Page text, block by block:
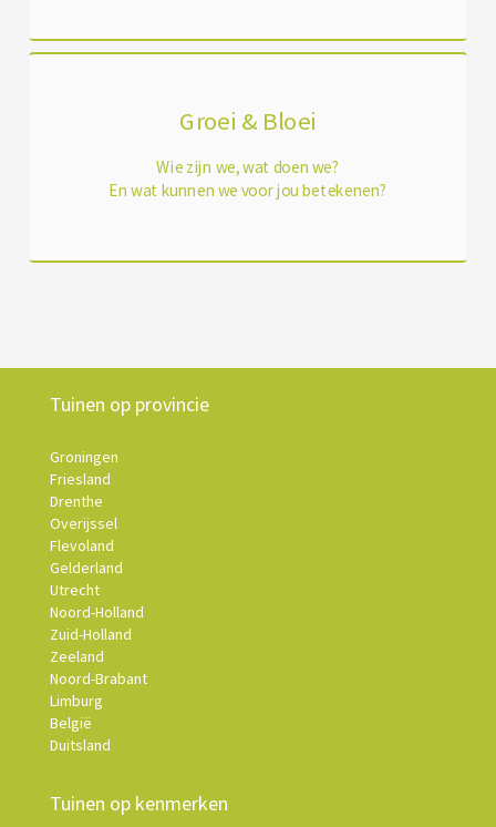
Groei & Bloei
Wie zijn we, wat doen we?
En wat kunnen we voor jou betekenen?
Tuinen op provincie
Groningen
Friesland
Drenthe
Overijssel
Flevoland
Gelderland
Utrecht
Noord-Holland
Zuid-Holland
Zeeland
Noord-Brabant
Limburg
België
Duitsland
Tuinen op kenmerken